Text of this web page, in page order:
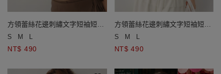
方領蕾絲花邊刺繡文字短袖短版
羅紋上衣
S M L
NT$ 490
方領蕾絲花邊刺繡文字短袖短版
羅紋上衣
S M L
NT$ 490